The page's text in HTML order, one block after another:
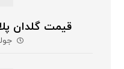
قیمت گلدان
جولای